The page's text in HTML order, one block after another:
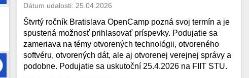
Dátum udalosti: 25.04.2026
Štvrtý ročník Bratislava OpenCamp pozná svoj termín a je
spustená možnosť prihlasovať príspevky. Podujatie sa
zameriava na témy otvorených technológii, otvoreného
softvéru, otvorených dát, ale aj otvorenej verejnej správy a
podobne. Podujatie sa uskutoční 25.4.2026 na FIIT STU.